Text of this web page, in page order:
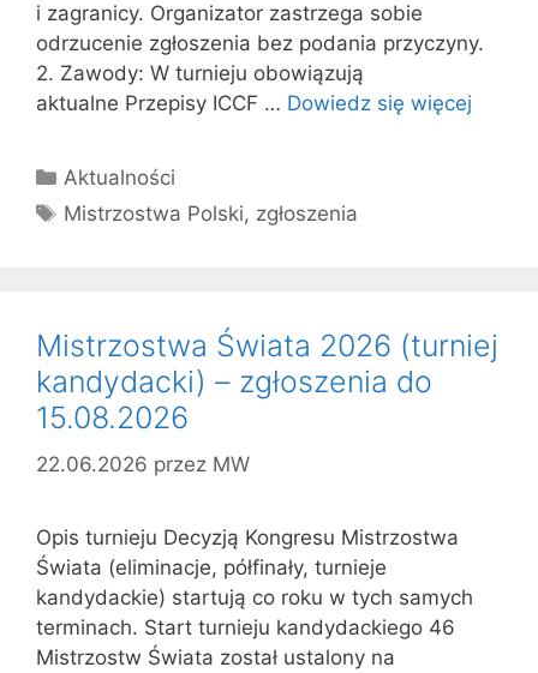
i zagranicy. Organizator zastrzega sobie
odrzucenie zgłoszenia bez podania przyczyny.
2. Zawody: W turnieju obowiązują
aktualne Przepisy ICCF … Dowiedz się więcej
Kategorie
Aktualności
Tagi
Mistrzostwa Polski, zgłoszenia
Mistrzostwa Świata 2026 (turniej
kandydacki) – zgłoszenia do
15.08.2026
22.06.2026 przez MW
Opis turnieju Decyzją Kongresu Mistrzostwa
Świata (eliminacje, półfinały, turnieje
kandydackie) startują co roku w tych samych
terminach. Start turnieju kandydackiego 46
Mistrzostw Świata został ustalony na